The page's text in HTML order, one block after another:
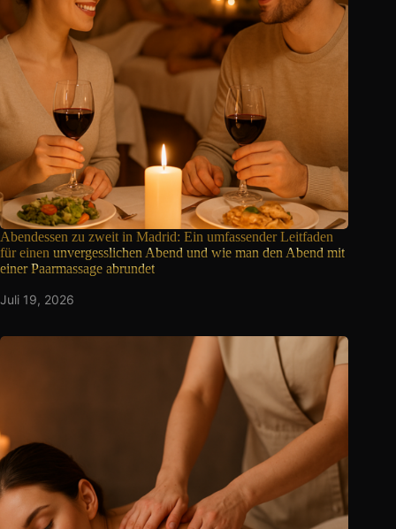
Abendessen zu zweit in Madrid: Ein umfassender Leitfaden
für einen unvergesslichen Abend und wie man den Abend mit
einer Paarmassage abrundet
Juli 19, 2026